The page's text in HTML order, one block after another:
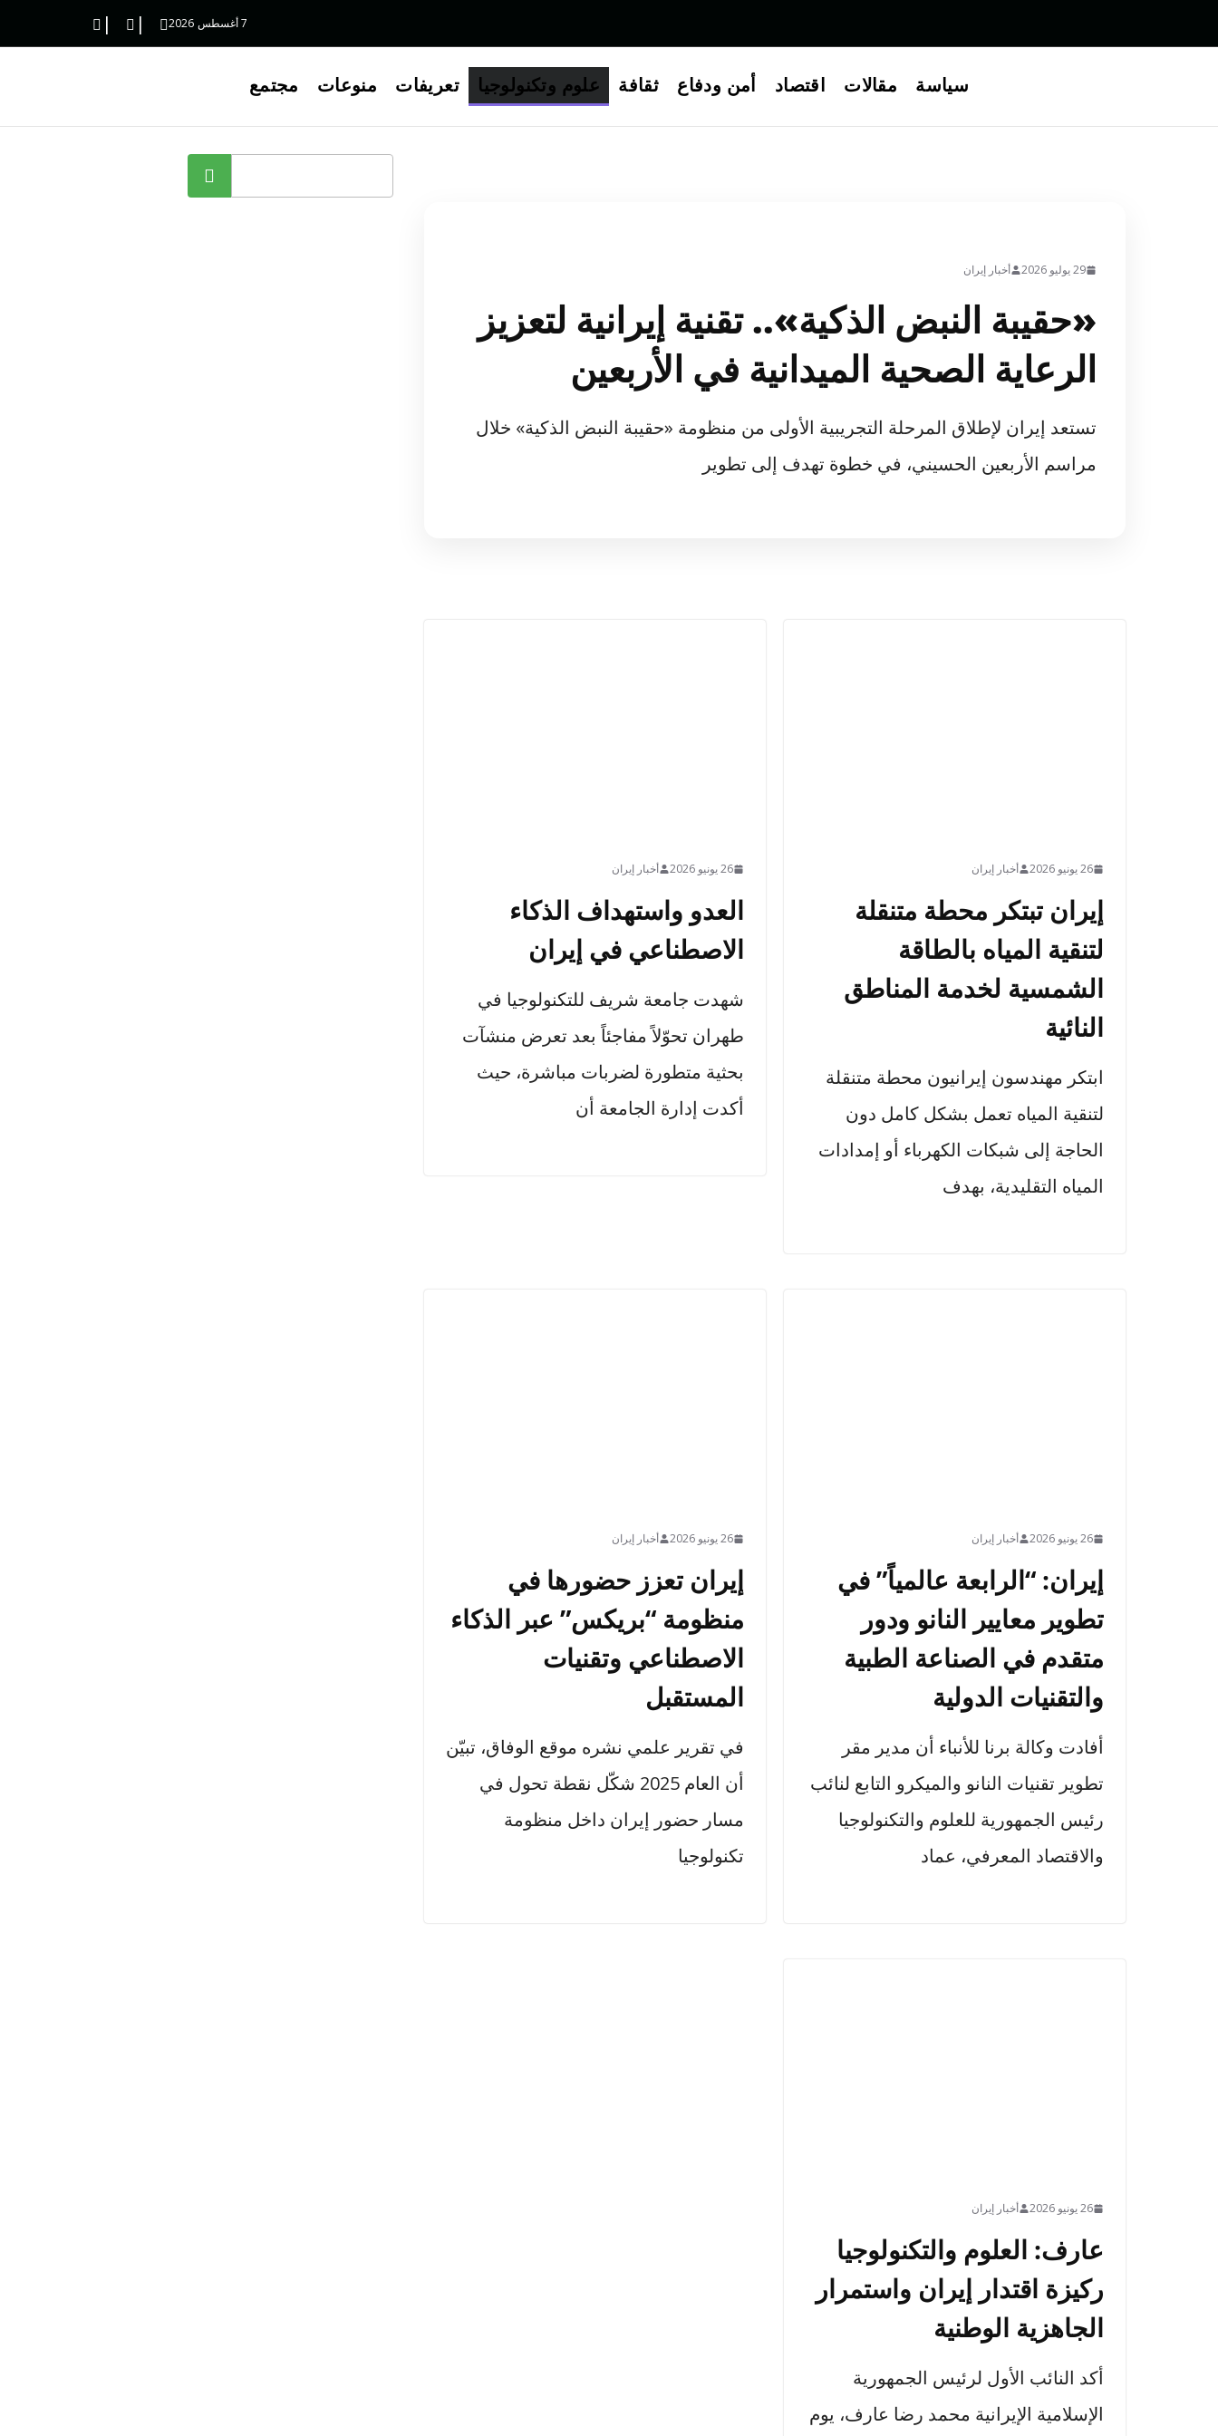
to
7 أغسطس 2026
سياسة مقالات اقتصاد أمن ودفاع ثقافة علوم وتكنولوجيا تعريفات منوعات مجتمع
29 يوليو 2026 أخبار إيران
«حقيبة النبض الذكية».. تقنية إيرانية لتعزيز
الرعاية الصحية الميدانية في الأربعين
تستعد إيران لإطلاق المرحلة التجريبية الأولى من منظومة «حقيبة النبض الذكية» خلال
مراسم الأربعين الحسيني، في خطوة تهدف إلى تطوير
26 يونيو 2026 أخبار إيران
إيران تبتكر محطة متنقلة
لتنقية المياه بالطاقة
الشمسية لخدمة المناطق
النائية
ابتكر مهندسون إيرانيون محطة متنقلة
لتنقية المياه تعمل بشكل كامل دون
الحاجة إلى شبكات الكهرباء أو إمدادات
المياه التقليدية، بهدف
26 يونيو 2026 أخبار إيران
العدو واستهداف الذكاء
الاصطناعي في إيران
شهدت جامعة شريف للتكنولوجيا في
طهران تحوّلاً مفاجئاً بعد تعرض منشآت
بحثية متطورة لضربات مباشرة، حيث
أكدت إدارة الجامعة أن
26 يونيو 2026 أخبار إيران
إيران: “الرابعة عالمياً” في
تطوير معايير النانو ودور
متقدم في الصناعة الطبية
والتقنيات الدولية
أفادت وكالة برنا للأنباء أن مدير مقر
تطوير تقنيات النانو والميكرو التابع لنائب
رئيس الجمهورية للعلوم والتكنولوجيا
والاقتصاد المعرفي، عماد
26 يونيو 2026 أخبار إيران
إيران تعزز حضورها في
منظومة “بريكس” عبر الذكاء
الاصطناعي وتقنيات
المستقبل
في تقرير علمي نشره موقع الوفاق، تبيّن
أن العام 2025 شكّل نقطة تحول في
مسار حضور إيران داخل منظومة
تكنولوجيا
26 يونيو 2026 أخبار إيران
عارف: العلوم والتكنولوجيا
ركيزة اقتدار إيران واستمرار
الجاهزية الوطنية
أكد النائب الأول لرئيس الجمهورية
الإسلامية الإيرانية محمد رضا عارف، يوم
البحث